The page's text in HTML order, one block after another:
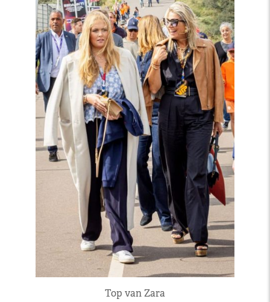
Top van Zara